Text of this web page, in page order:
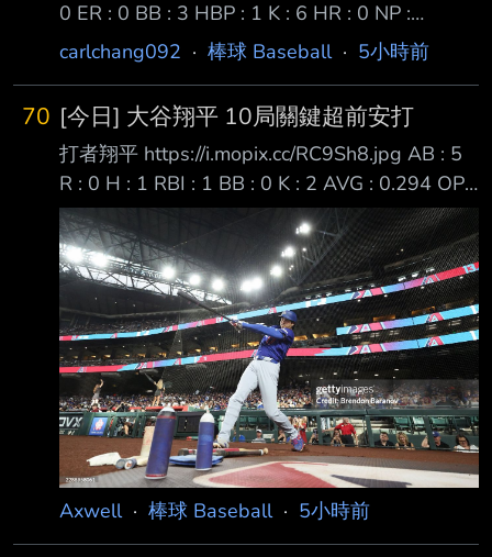
0 ER : 0 BB : 3 HBP : 1 K : 6 HR : 0 NP :
107(62S) MAX : 97.8mph ERA : 2.65 W-L :
QS， 但隊友只有兩分支援吞下本季第七敗的山
本， 休息六天後要對響尾蛇迎來本季第21場先
發， 也要試圖幫助球隊拿到第70勝終止七連
敗。 首局在用4球快速的解決前兩棒拿到兩出局
後， Moreno安打加上Marte保送擠成得點圈危
機，
carlchang092 · 棒球 Baseball· 5小時前
70 [今日] 大谷翔平 10局關鍵超前安打
打者翔平 https://i.mopix.cc/RC9Sh8.jpg AB : 5
R : 0 H : 1 RBI : 1 BB : 0 K : 2 AVG : 0.294 OPS
: 0.945 前面還是超級涼 四打席無安打吞2K 延長
賽兩出局一三壘有人局面 打出超前比數內野安
打
https://x.com/talkinbaseball_/status/20862935
18322909594?s=46 終場道奇2:1險勝蛇蛇 終
止連敗 --
Axwell· 棒球 Baseball· 5小時前